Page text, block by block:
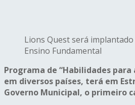
Lions Quest será implantado
Ensino Fundamental
Programa de “Habilidades para
em diversos países, terá em
Governo Municipal, o primeiro